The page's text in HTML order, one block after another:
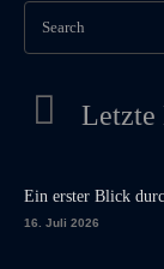
Search
Letzte
Ein erster Blick
16. Juli 2026